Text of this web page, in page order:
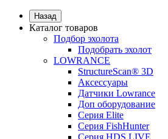
Назад
Каталог товаров
Подбор эхолота
Подобрать эхолот
LOWRANCE
StructureScan® 3D
Аксессуары
Датчики Lowrance
Доп оборудование
Серия Elite
Серия FishHunter
Серия HDS LIVE